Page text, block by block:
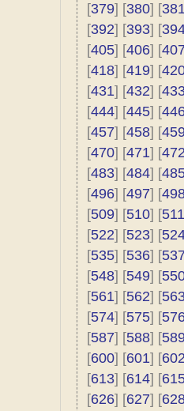
[379] [380] [
[392] [393] [
[405] [406] [
[418] [419] [
[431] [432] [
[444] [445] [
[457] [458] [
[470] [471] [
[483] [484] [
[496] [497] [
[509] [510] [511
[522] [523] [
[535] [536] [
[548] [549] [
[561] [562] [
[574] [575] [
[587] [588] [
[600] [601] [
[613] [614] [
[626] [627] [